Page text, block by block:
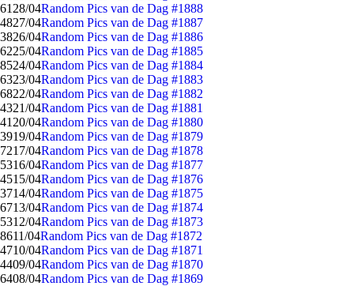
61 28/04Random Pics van de Dag #1888
4827/04Random Pics van de Dag #1887
3826/04Random Pics van de Dag #1886
6225/04Random Pics van de Dag #1885
8524/04Random Pics van de Dag #1884
6323/04Random Pics van de Dag #1883
6822/04Random Pics van de Dag #1882
4321/04Random Pics van de Dag #1881
41 20/04Random Pics van de Dag #1880
3919/04Random Pics van de Dag #1879
7217/04Random Pics van de Dag #1878
5316/04Random Pics van de Dag #1877
4515/04Random Pics van de Dag #1876
3714/04Random Pics van de Dag #1875
6713/04Random Pics van de Dag #1874
5312/04Random Pics van de Dag #1873
8611/04Random Pics van de Dag #1872
4710/04Random Pics van de Dag #1871
4409/04Random Pics van de Dag #1870
6408/04Random Pics van de Dag #1869